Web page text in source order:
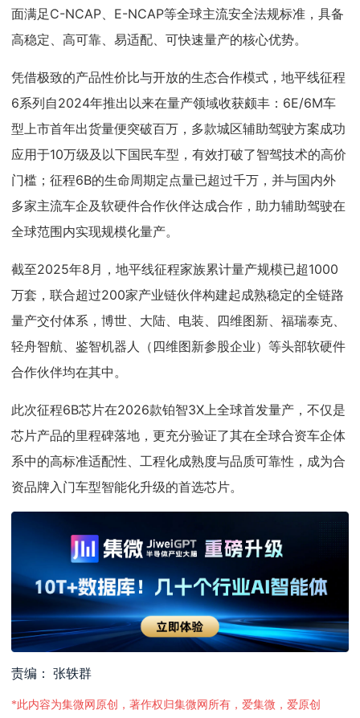
面满足C-NCAP、E-NCAP等全球主流安全法规标准，具备
高稳定、高可靠、易适配、可快速量产的核心优势。
凭借极致的产品性价比与开放的生态合作模式，地平线征程
6系列自2024年推出以来在量产领域收获颇丰：6E/6M车
型上市首年出货量便突破百万，多款城区辅助驾驶方案成功
应用于10万级及以下国民车型，有效打破了智驾技术的高价
门槛；征程6B的生命周期定点量已超过千万，并与国内外
多家主流车企及软硬件合作伙伴达成合作，助力辅助驾驶在
全球范围内实现规模化量产。
截至2025年8月，地平线征程家族累计量产规模已超1000
万套，联合超过200家产业链伙伴构建起成熟稳定的全链路
量产交付体系，博世、大陆、电装、四维图新、福瑞泰克、
轻舟智航、鉴智机器人（四维图新参股企业）等头部软硬件
合作伙伴均在其中。
此次征程6B芯片在2026款铂智3X上全球首发量产，不仅是
芯片产品的里程碑落地，更充分验证了其在全球合资车企体
系中的高标准适配性、工程化成熟度与品质可靠性，成为合
资品牌入门车型智能化升级的首选芯片。
责编： 张轶群
*此内容为集微网原创，著作权归集微网所有，爱集微，爱原创